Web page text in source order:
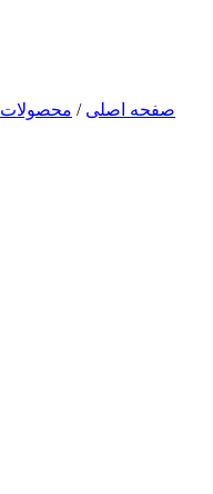
صفحه اصلی / محصولات